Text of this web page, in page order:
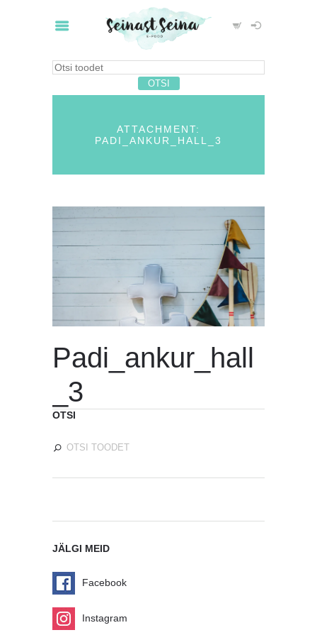
ATTACHMENT:
PADI_ANKUR_HALL_3
Padi_ankur_hall
_3
OTSI
JÄLGI MEID
Facebook
Instagram